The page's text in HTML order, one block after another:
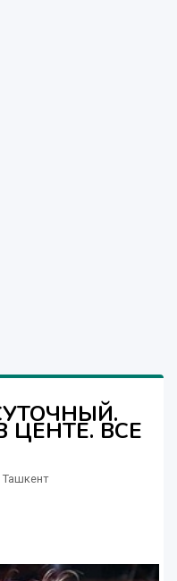
ЦЕНТЕ. ВСЕ
Ташкент